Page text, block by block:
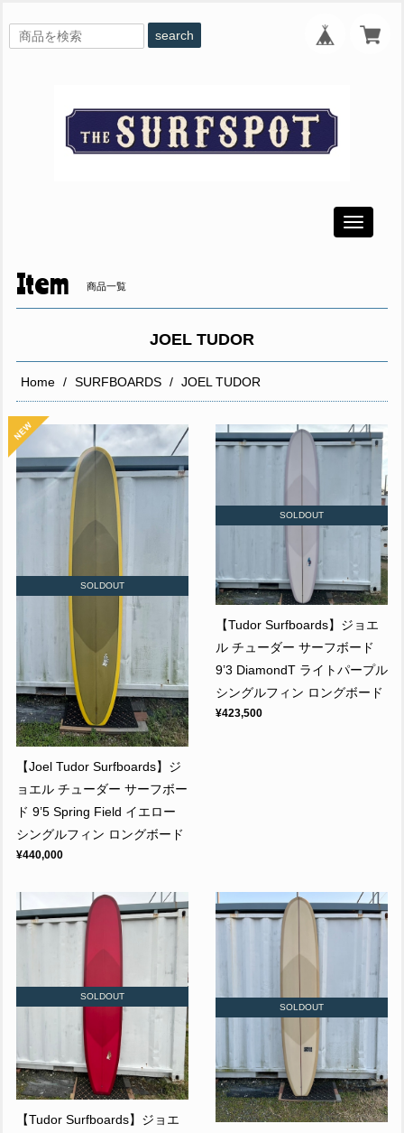
search
Toggle
Item 商品一覧
JOEL TUDOR
Home SURFBOARDS JOEL TUDOR
SOLDOUT
【Joel Tudor Surfboards】ジ
ョエル チューダー サーフボー
ド 9’5 Spring Field イエロー
シングルフィン ロングボード
¥440,000
SOLDOUT
【Tudor Surfboards】ジョエ
ル チューダー サーフボード
9’3 DiamondT ライトパープル
シングルフィン ロングボード
¥423,500
SOLDOUT
【Tudor Surfboards】ジョエ
SOLDOUT